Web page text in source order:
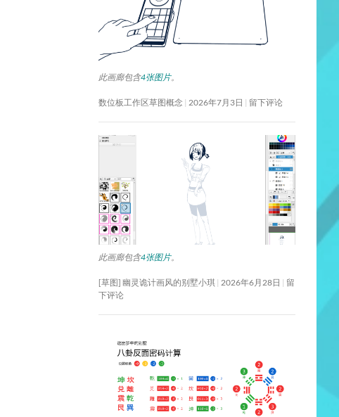
此画廊包含4张图片。
数位板工作区草图概念 2026年7月3日 留下评论
此画廊包含4张图片。
[草图] 幽灵诡计画风的别墅小琪 2026年6月28日
留
下评论